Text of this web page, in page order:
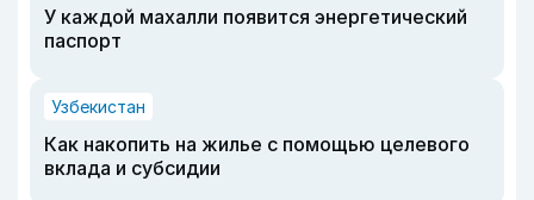
У каждой махалли появится энергетический
паспорт
Узбекистан
Как накопить на жилье с помощью целевого
вклада и субсидии